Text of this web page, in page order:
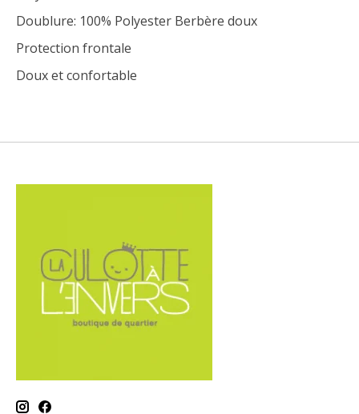
Doublure: 100% Polyester Berbère doux
Protection frontale
Doux et confortable